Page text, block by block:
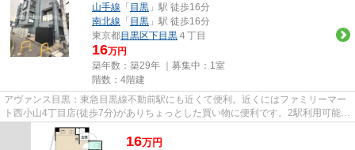
山手線 「 目黒 」駅 徒歩16分
南北線 「 目黒 」駅 徒歩16分
東京都目黒区下目黒 ４丁目
16万円
築年数：築29年 ｜募集中： 1室
階数：4階建
アヴァンス目黒：東急目黒線不動前駅にも近くて便利。近くにはファミリーマー
ト西小山4丁目店(徒歩7分)がありちょっとした買い物に便利です。2駅利用可能な
物件で目的地に応じて路線を...
16万円